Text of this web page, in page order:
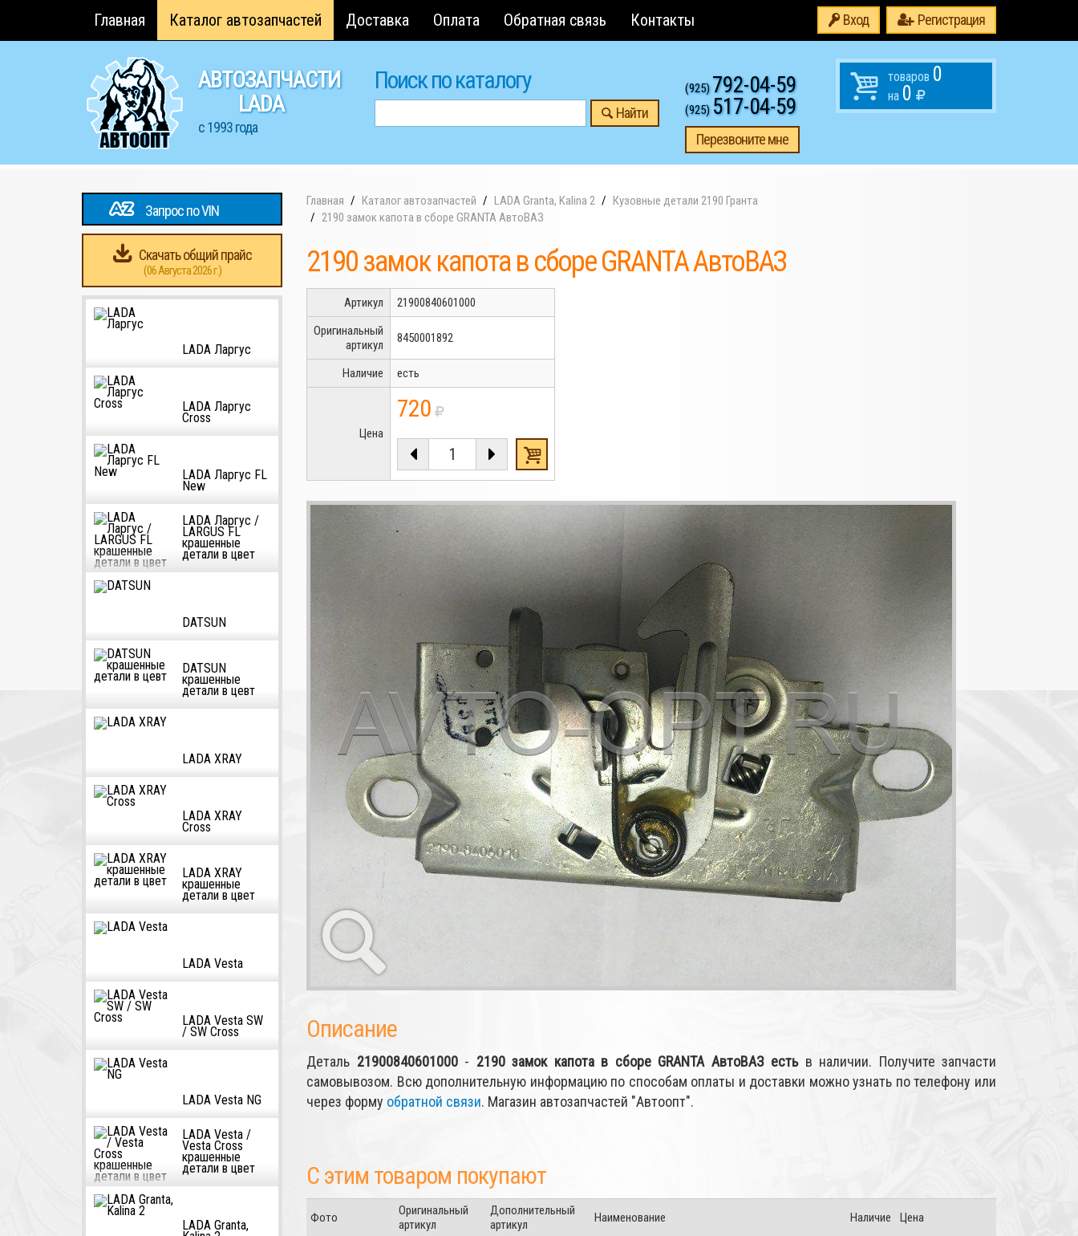
Главная Каталог автозапчастей Доставка Оплата Обратная связь Контакты Вход Регистрация
АВТОЗАПЧАСТИ
LADA
с 1993 года
Поиск по каталогу
Найти
(925)792-04-59
(925) 517-04-59
Перезвоните мне
товаров 0
на 0
Запрос по VIN
Скачать общий прайс
(06 Августа 2026 г.)
LADA Ларгус
LADA Ларгус
Cross
LADA Ларгус FL
New
LADA Ларгус /
LARGUS FL
крашенные
детали в цвет
DATSUN
DATSUN
крашенные
детали в цевт
LADA XRAY
LADA XRAY
Cross
LADA XRAY
крашенные
детали в цвет
LADA Vesta
LADA Vesta SW
/ SW Cross
LADA Vesta NG
LADA Vesta /
Vesta Cross
крашенные
детали в цвет
LADA Granta,
Главная Каталог автозапчастей LADA Granta, Kalina 2
Кузовные детали 2190 Гранта
2190 замок капота в сборе GRANTA АвтоВАЗ
2190 замок капота в сборе GRANTA АвтоВАЗ
Артикул
21900840601000
Оригинальный
артикул
8450001892
Наличие есть
Цена
720
Описание
Деталь 21900840601000- 2190 замок капота в сборе GRANTA АвтоВАЗ естьв наличии. Получите запчасти
самовывозом. Всю дополнительную информацию по способам оплаты и доставки можно узнать по телефону или
через форму обратной связи. Магазин автозапчастей "Автоопт".
С этим товаром покупают
Фото
Оригинальный
артикул
Дополнительный
артикул
Наименование Наличие Цена